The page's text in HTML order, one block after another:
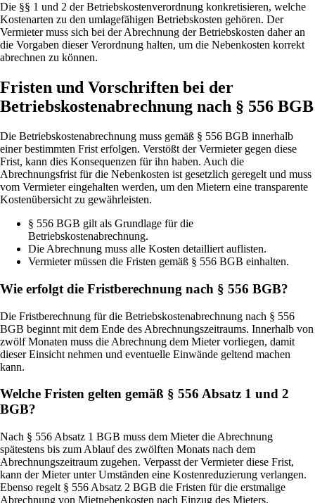
Die §§ 1 und 2 der Betriebskostenverordnung konkretisieren, welche
Kostenarten zu den umlagefähigen Betriebskosten gehören. Der
Vermieter muss sich bei der Abrechnung der Betriebskosten daher an
die Vorgaben dieser Verordnung halten, um die Nebenkosten korrekt
abrechnen zu können.
Fristen und Vorschriften bei der
Betriebskostenabrechnung nach § 556 BGB
Die Betriebskostenabrechnung muss gemäß § 556 BGB innerhalb
einer bestimmten Frist erfolgen. Verstößt der Vermieter gegen diese
Frist, kann dies Konsequenzen für ihn haben. Auch die
Abrechnungsfrist für die Nebenkosten ist gesetzlich geregelt und muss
vom Vermieter eingehalten werden, um den Mietern eine transparente
Kostenübersicht zu gewährleisten.
§ 556 BGB gilt als Grundlage für die
Betriebskostenabrechnung.
Die Abrechnung muss alle Kosten detailliert auflisten.
Vermieter müssen die Fristen gemäß § 556 BGB einhalten.
Wie erfolgt die Fristberechnung nach § 556 BGB?
Die Fristberechnung für die Betriebskostenabrechnung nach § 556
BGB beginnt mit dem Ende des Abrechnungszeitraums. Innerhalb von
zwölf Monaten muss die Abrechnung dem Mieter vorliegen, damit
dieser Einsicht nehmen und eventuelle Einwände geltend machen
kann.
Welche Fristen gelten gemäß § 556 Absatz 1 und 2
BGB?
Nach § 556 Absatz 1 BGB muss dem Mieter die Abrechnung
spätestens bis zum Ablauf des zwölften Monats nach dem
Abrechnungszeitraum zugehen. Verpasst der Vermieter diese Frist,
kann der Mieter unter Umständen eine Kostenreduzierung verlangen.
Ebenso regelt § 556 Absatz 2 BGB die Fristen für die erstmalige
Abrechnung von Mietnebenkosten nach Einzug des Mieters.